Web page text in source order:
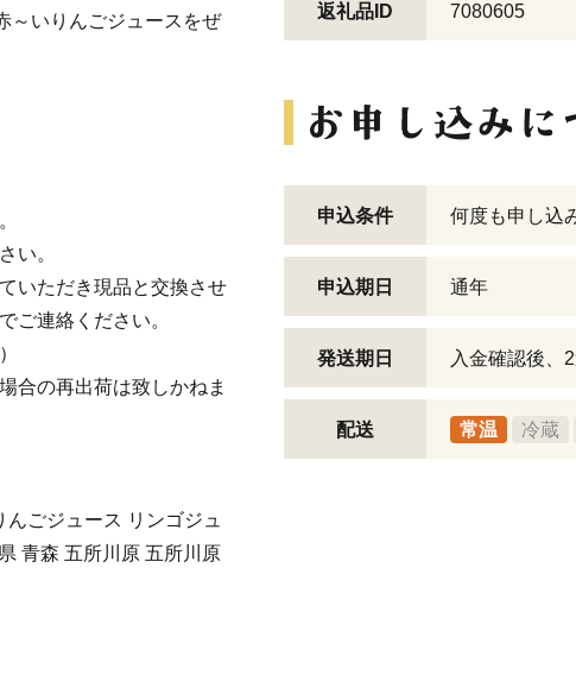
～いりんごジュースをぜ
い。
いただき現品と交換させ
ご連絡ください。
合の再出荷は致しかねま
ごジュース リンゴジュ
青森 五所川原 五所川原
返礼品ID 7080605
申込条件 何度も申し込
申込期日 通年
発送期日 入金確認後、
配送 常温 冷蔵